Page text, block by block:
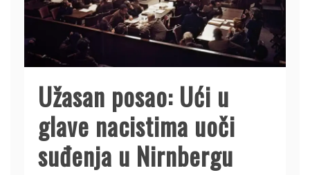
Užasan posao: Ući u
glave nacistima uoči
suđenja u Nirnbergu